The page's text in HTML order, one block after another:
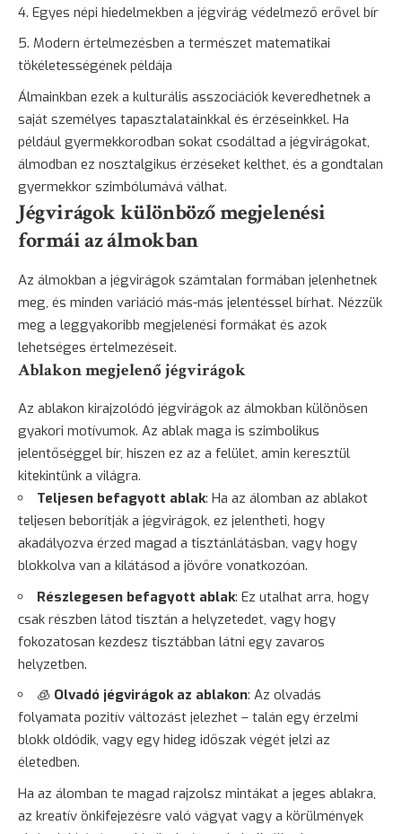
Egyes népi hiedelmekben a jégvirág védelmező erővel bír
Modern értelmezésben a természet matematikai
tökéletességének példája
Álmainkban ezek a kulturális asszociációk keveredhetnek a
saját személyes tapasztalatainkkal és érzéseinkkel. Ha
például gyermekkorodban sokat csodáltad a jégvirágokat,
álmodban ez nosztalgikus érzéseket kelthet, és a gondtalan
gyermekkor szimbólumává válhat.
Jégvirágok különböző megjelenési
formái az álmokban
Az álmokban a jégvirágok számtalan formában jelenhetnek
meg, és minden variáció más-más jelentéssel bírhat. Nézzük
meg a leggyakoribb megjelenési formákat és azok
lehetséges értelmezéseit.
Ablakon megjelenő jégvirágok
Az ablakon kirajzolódó jégvirágok az álmokban különösen
gyakori motívumok. Az ablak maga is szimbolikus
jelentőséggel bír, hiszen ez az a felület, amin keresztül
kitekintünk a világra.
Teljesen befagyott ablak: Ha az álomban az ablakot
teljesen beborítják a jégvirágok, ez jelentheti, hogy
akadályozva érzed magad a tisztánlátásban, vagy hogy
blokkolva van a kilátásod a jövőre vonatkozóan.
Részlegesen befagyott ablak: Ez utalhat arra, hogy
csak részben látod tisztán a helyzetedet, vagy hogy
fokozatosan kezdesz tisztábban látni egy zavaros
helyzetben.
🧊 Olvadó jégvirágok az ablakon: Az olvadás
folyamata pozitív változást jelezhet – talán egy érzelmi
blokk oldódik, vagy egy hideg időszak végét jelzi az
életedben.
Ha az álomban te magad rajzolsz mintákat a jeges ablakra,
az kreatív önkifejezésre való vágyat vagy a körülmények